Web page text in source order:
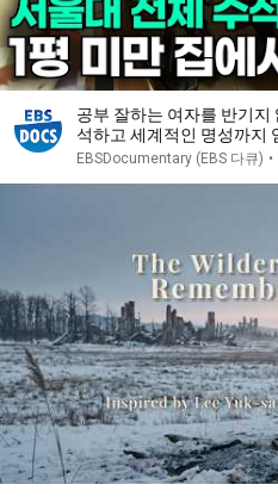
공부 잘하는 여자를 반기지
석하고 세계적인 명성까지
성급 호텔도 부럽지 않은
EBSDocumentary (EBS 다큐) •